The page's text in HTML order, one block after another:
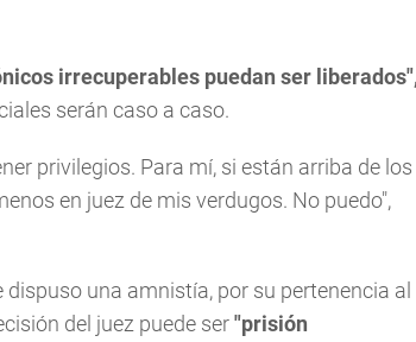
irrecuperables puedan ser
serán caso a caso.
privilegios. Para mí, si están arriba de los
en juez de mis verdugos. No puedo",
una amnistía, por su pertenencia al
del juez puede ser"prisión